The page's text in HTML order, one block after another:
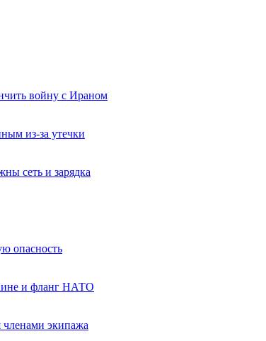
войну с Ираном
из-за утечки
сеть и зарядка
опасность
и фланг НАТО
экипажа